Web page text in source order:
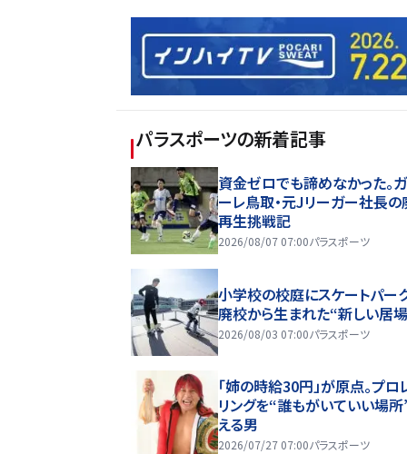
パラスポーツの新着記事
資金ゼロでも諦めなかった。
ーレ鳥取・元Jリーガー社長
再生挑戦記
2026/08/07 07:00パラスポーツ
小学校の校庭にスケートパー
廃校から生まれた“新しい居
2026/08/03 07:00パラスポーツ
「姉の時給30円」が原点。プロ
リングを“誰もがいていい場
える男
2026/07/27 07:00パラスポーツ